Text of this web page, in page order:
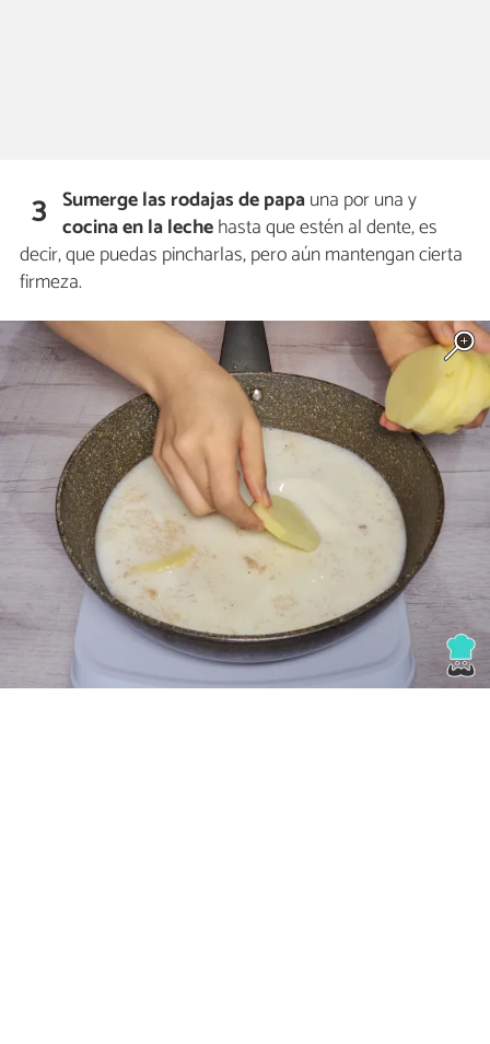
3 Sumerge las rodajas depapauna por una y
cocinaen la lechehasta que estén al dente, es
decir, que puedas pincharlas, pero aún mantengan cierta
firmeza.